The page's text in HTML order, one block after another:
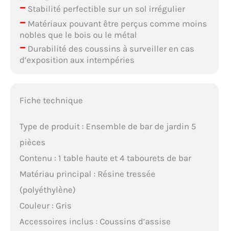
–Stabilité perfectible sur un sol irrégulier
–Matériaux pouvant être perçus comme moins
nobles que le bois ou le métal
–Durabilité des coussins à surveiller en cas
d’exposition aux intempéries
Fiche technique
Type de produit : Ensemble de bar de jardin 5
pièces
Contenu : 1 table haute et 4 tabourets de bar
Matériau principal : Résine tressée
(polyéthylène)
Couleur : Gris
Accessoires inclus : Coussins d’assise